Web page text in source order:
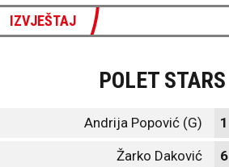
IZVJEŠTAJ
POLET STARS
Andrija Popović (G) 1
Žarko Daković 6